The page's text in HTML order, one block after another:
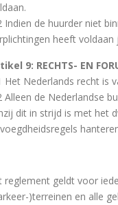
Indien de huurder niet
heeft
9: RECHTS- EN
Het Nederlands recht is
Alleen de Nederlandse
dit in strijd is met het
reglement geldt voor
)terreinen en alle